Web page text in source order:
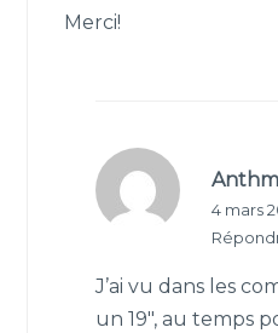
Merci!
4 mars
J’ai vu dans les
un 19″, au temps